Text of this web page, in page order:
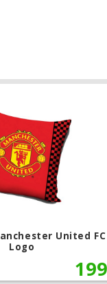
United FC
Logo
199